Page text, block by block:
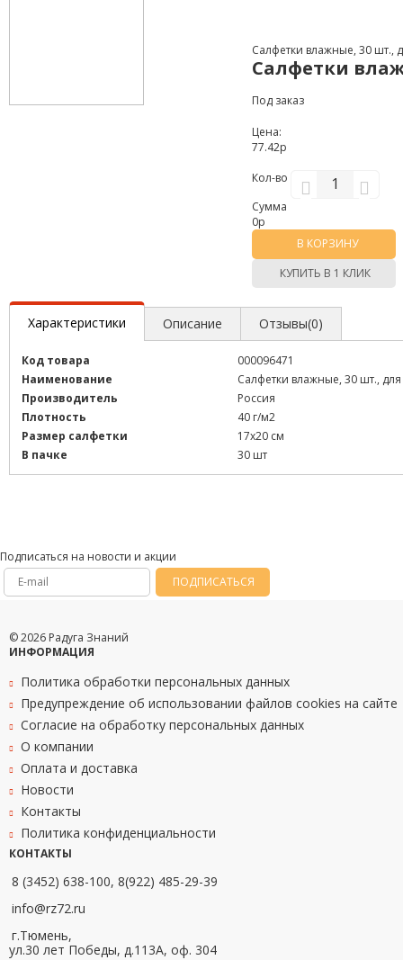
Салфетки влажные, 30 шт.,
Салфетки
Под заказ
Цена:
77.42р
Кол-во
Сумма
0р
В КОРЗИНУ
КУПИТЬ В 1 КЛИК
Характеристики Описание Отзывы(0)
Код товара
000096471
Наименование
Салфетки влажные, 30 шт.,
Производитель
Россия
Плотность
40 г/м2
Размер салфетки
17х20 см
В пачке
30 шт
Подписаться на новости и акции
ПОДПИСАТЬСЯ
© 2026 Радуга Знаний
ИНФОРМАЦИЯ
Политика обработки персональных данных
Предупреждение об использовании файлов cookies на сайте
Согласие на обработку персональных данных
О компании
Оплата и доставка
Новости
Контакты
Политика конфиденциальности
КОНТАКТЫ
8 (3452) 638-100, 8(922) 485-29-39
info@rz72.ru
г.Тюмень,
ул.30 лет Победы, д.113А, оф. 304